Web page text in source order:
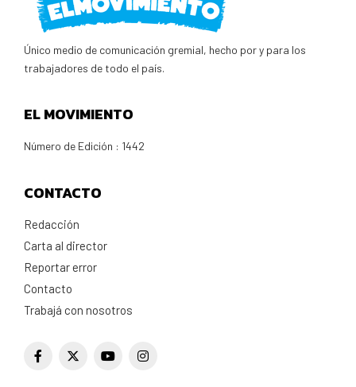
Único medio de comunicación gremial, hecho por y para los
trabajadores de todo el país.
EL MOVIMIENTO
Número de Edición : 1442
CONTACTO
Redacción
Carta al director
Reportar error
Contacto
Trabajá con nosotros